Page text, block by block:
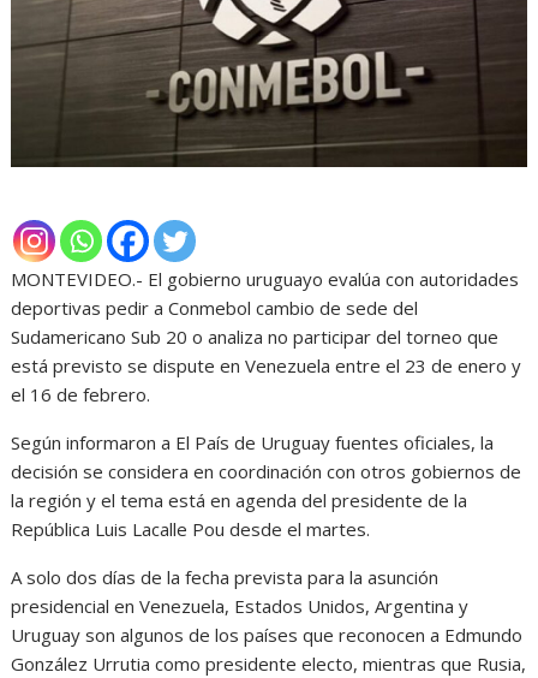
MONTEVIDEO.- El gobierno uruguayo evalúa con autoridades
deportivas pedir a Conmebol cambio de sede del
Sudamericano Sub 20 o analiza no participar del torneo que
está previsto se dispute en Venezuela entre el 23 de enero y
el 16 de febrero.
Según informaron a El País de Uruguay fuentes oficiales, la
decisión se considera en coordinación con otros gobiernos de
la región y el tema está en agenda del presidente de la
República Luis Lacalle Pou desde el martes.
A solo dos días de la fecha prevista para la asunción
presidencial en Venezuela, Estados Unidos, Argentina y
Uruguay son algunos de los países que reconocen a Edmundo
González Urrutia como presidente electo, mientras que Rusia,